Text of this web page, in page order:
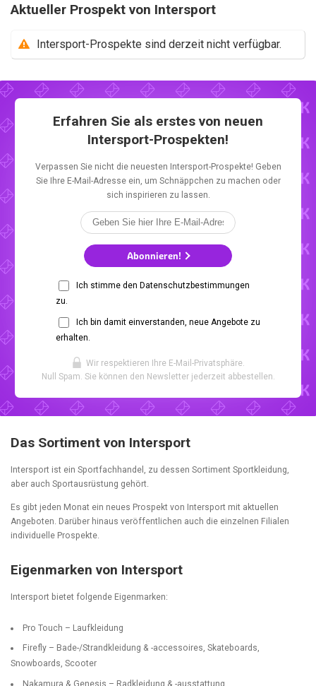
Aktueller Prospekt von Intersport
Intersport-Prospekte sind derzeit nicht verfügbar.
Erfahren Sie als erstes von neuen
Intersport-Prospekten!
Verpassen Sie nicht die neuesten Intersport-Prospekte! Geben
Sie Ihre E-Mail-Adresse ein, um Schnäppchen zu machen oder
sich inspirieren zu lassen.
Abonnieren!
Ich stimme den Datenschutzbestimmungen
zu.
Ich bin damit einverstanden, neue Angebote zu
erhalten.
Wir respektieren Ihre E-Mail-Privatsphäre.
Null Spam. Sie können den Newsletter jederzeit abbestellen.
Das Sortiment von Intersport
Intersport ist ein Sportfachhandel, zu dessen Sortiment Sportkleidung,
aber auch Sportausrüstung gehört.
Es gibt jeden Monat ein neues Prospekt von Intersport mit aktuellen
Angeboten. Darüber hinaus veröffentlichen auch die einzelnen Filialen
individuelle Prospekte.
Eigenmarken von Intersport
Intersport bietet folgende Eigenmarken:
Pro Touch – Laufkleidung
Firefly – Bade-/Strandkleidung & -accessoires, Skateboards,
Snowboards, Scooter
Nakamura & Genesis – Radkleidung & -ausstattung